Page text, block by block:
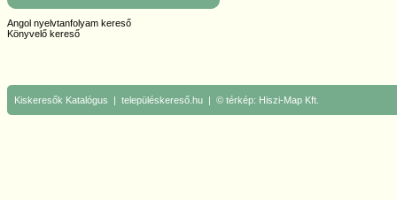
Angol nyelvtanfolyam kereső
Könyvelő kereső
Kiskeresők Katalógus | településkereső.hu | © térkép: Hiszi-Map Kft.